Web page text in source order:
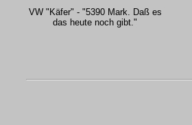
VW "Käfer" - "5390 Mark. Daß es
das heute noch gibt."